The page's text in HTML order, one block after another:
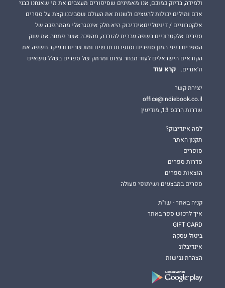
אנחנו מוכנים להיפתח
לתפיסות חדשות ולהשתנות,לבקש אחר שלום ולהיפתח לחיים של
אהבה.
ציור כריכה- אור מימוןעריכת כריכה - אופיר מלמוד
ולמידה, בדיוק כמוכם, אנו מאמינים שסיפורים מעצבים את מי שאנחנו כבני
אדם ומילים יכולות להעצים ולשנות את העולם שסביבנו.קצת על ספרים
אלקטרוניים / דיגיטלייםאינדיבוק היא חלק אינטגראלי מהמהפכה של
ספרים אלקטרוניים בשפה עברית להורדה, מהפכה אשר פתחה את שוק
הספרים בפני המון סופרים וסופרות חדשים ומוכשרים ובעיקר חשפה את
הקוראים הישראלים לעוד מבחר עצום ומרתק של ספרים בשלל נושאים
וז'אנרים.
קרא עוד
יצירת קשר
office@indiebook.co.il
שדרות הרכס 13, מודיעין
למה אינדיבוק?
תקנון האתר
סופרים
סדרות ספרים
הוצאות ספרים
ספרים במבצעים ושיתופי פעולה
קניה באתר - שו"ת
איך לרכוש ספר באתר
GIFT CARD
ביטול עסקה
אינדיבלוג
הצהרת נגישות